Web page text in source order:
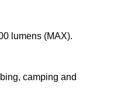
lumens (MAX).
camping and